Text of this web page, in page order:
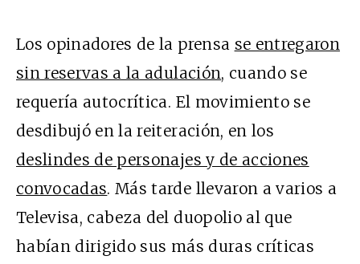
Los opinadores de la prensa se entregaron
sin reservas a la adulación, cuando se
requería autocrítica. El movimiento se
desdibujó en la reiteración, en los
deslindes de personajes y de acciones
convocadas. Más tarde llevaron a varios a
Televisa, cabeza del duopolio al que
habían dirigido sus más duras críticas